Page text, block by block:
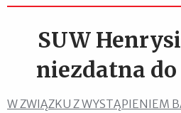
SUW
niezdatna
W ZWIĄZKU Z WYSTĄPIENIEM